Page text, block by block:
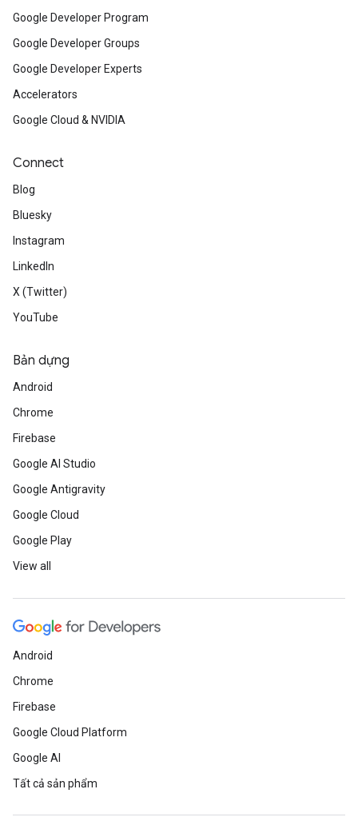
Google Developer Program
Google Developer Groups
Google Developer Experts
Accelerators
Google Cloud & NVIDIA
Connect
Blog
Bluesky
Instagram
LinkedIn
X (Twitter)
YouTube
Bản dựng
Android
Chrome
Firebase
Google AI Studio
Google Antigravity
Google Cloud
Google Play
View all
Android
Chrome
Firebase
Google Cloud Platform
Google AI
Tất cả sản phẩm